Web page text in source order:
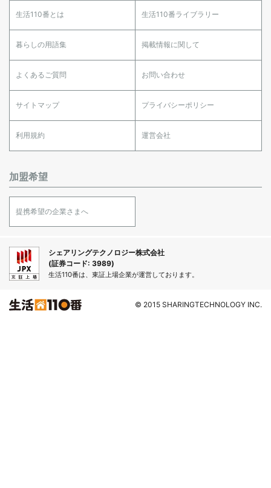
生活110番とは 生活110番ライブラリー
暮らしの用語集 掲載情報に関して
よくあるご質問 お問い合わせ
サイトマップ プライバシーポリシー
利用規約 運営会社
加盟希望
提携希望の企業さまへ
シェアリングテクノロジー株式会社
(証券コード: 3989)
生活110番は、東証上場企業が運営しております。
© 2015 SHARINGTECHNOLOGY INC.